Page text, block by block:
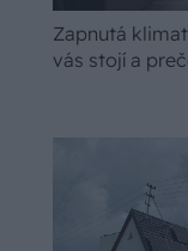
Zapnutá
vás stojí a